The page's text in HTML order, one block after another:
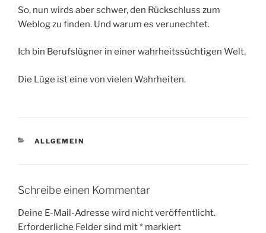
So, nun wirds aber schwer, den Rückschluss zum
Weblog zu finden. Und warum es verunechtet.
Ich bin Berufslügner in einer wahrheitssüchtigen Welt.
Die Lüge ist eine von vielen Wahrheiten.
KATEGORIEN
ALLGEMEIN
Schreibe einen Kommentar
Deine E-Mail-Adresse wird nicht veröffentlicht.
Erforderliche Felder sind mit* markiert